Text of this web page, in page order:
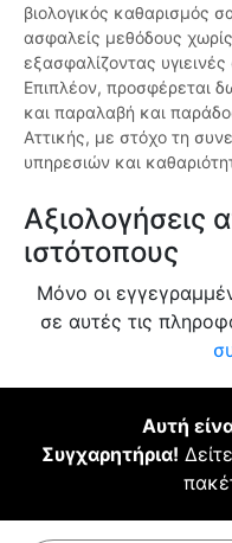
βιολογικός καθαρισμός
ασφαλείς μεθόδους
εξασφαλίζοντας
Επιπλέον, προσφέρεται
και παραλαβή και
Αττικής, με στόχο τη
υπηρεσιών και
Αξιολογήσεις
ιστότοπους
Μόνο οι
σε αυτές τις
Αυτή
Συγχαρητήρια!